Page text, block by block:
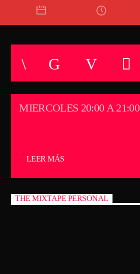
TÍTULO
MIERCOLES 20:00 A 21:00
LEER MÁS
THE MIXTAPE PERSONAL